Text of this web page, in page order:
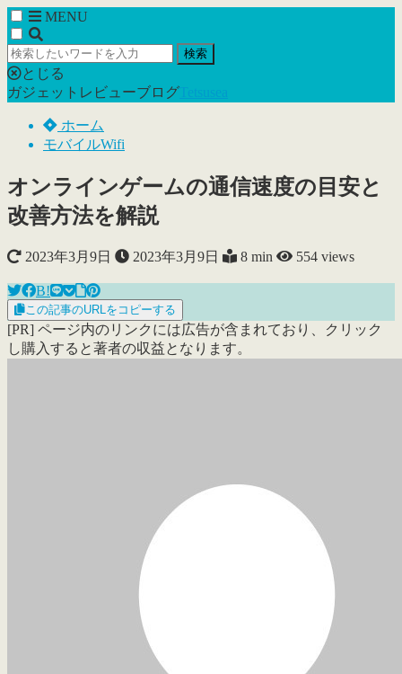
MENU
検索
とじる
ガジェットレビューブログ Tetsusea
ホーム
モバイルWifi
オンラインゲームの通信速度の目安と
改善方法を解説
2023年3月9日 2023年3月9日 8 min 554 views
B!
この記事のURLをコピーする
[PR] ページ内のリンクには広告が含まれており、クリック
し購入すると著者の収益となります。